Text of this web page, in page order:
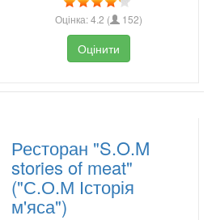
Оцінка:4.2 ( 152)
Оцінити
Ресторан "S.O.M
stories of meat"
("С.О.М Історія
м'яса")